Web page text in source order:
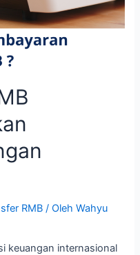
RMB / OlehWahyu
keuangan internasional